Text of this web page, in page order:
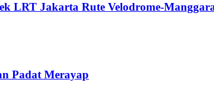
LRT Jakarta Rute Velodrome-
Padat Merayap